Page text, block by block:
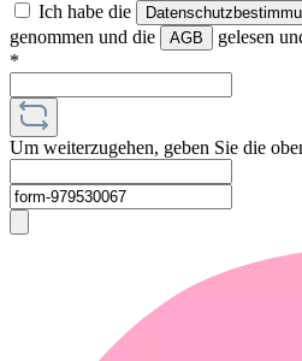
Ich habe die
genommen und die
AGB
gelesen
*
Um weiterzugehen, geben Sie die